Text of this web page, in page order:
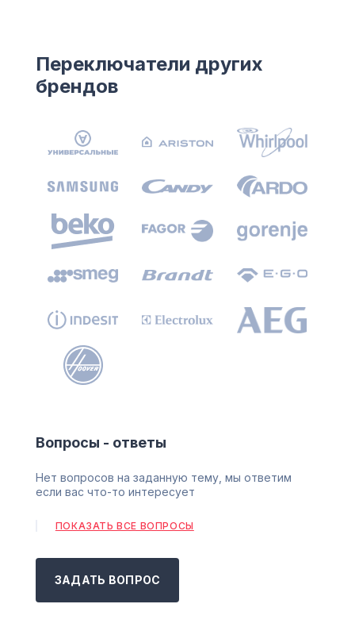
Переключатели других
брендов
Вопросы - ответы
Нет вопросов на заданную тему, мы ответим
если вас что-то интересует
ПОКАЗАТЬ ВСЕ ВОПРОСЫ
ЗАДАТЬ ВОПРОС